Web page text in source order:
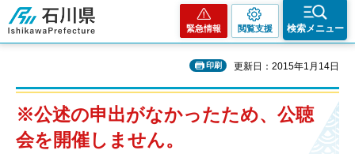
石川県
緊急情報 閲覧支援 検索メニュー
印刷 更新日：2015年1月14日
※公述の申出がなかったため、公聴
会を開催しません。